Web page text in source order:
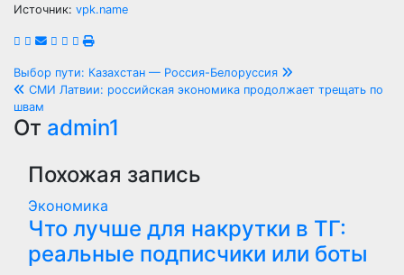
Источник: vpk.name
Навигация
по
записям
Выбор пути: Казахстан — Россия-Белоруссия
СМИ Латвии: российская экономика продолжает трещать по
швам
От admin1
Похожая запись
Экономика
Что лучше для накрутки в ТГ:
реальные подписчики или боты